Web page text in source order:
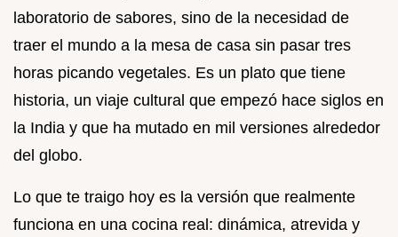
laboratorio de sabores, sino de la necesidad de
traer el mundo a la mesa de casa sin pasar tres
horas picando vegetales. Es un plato que tiene
historia, un viaje cultural que empezó hace siglos en
la India y que ha mutado en mil versiones alrededor
del globo.
Lo que te traigo hoy es la versión que realmente
funciona en una cocina real: dinámica, atrevida y